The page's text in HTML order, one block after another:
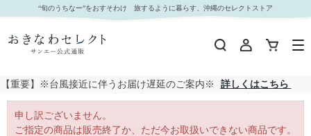
｜おきなわセレクト サンエー公式通販
“旬のうちなー”をおすそわけ 旅するように暮らす、沖縄のセレクトストア
【重要】※台風接近に伴うお届け遅延のご案内※ 詳しくはこちら
申し訳ございません。
ご指定の商品は販売終了か、ただ今お取扱いできない商品です。